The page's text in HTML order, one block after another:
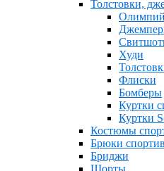
Толстовки,
Худи
Флиски
Бомберы
Куртки
Куртки
Костюмы
Брюки
Бриджи
Шорты